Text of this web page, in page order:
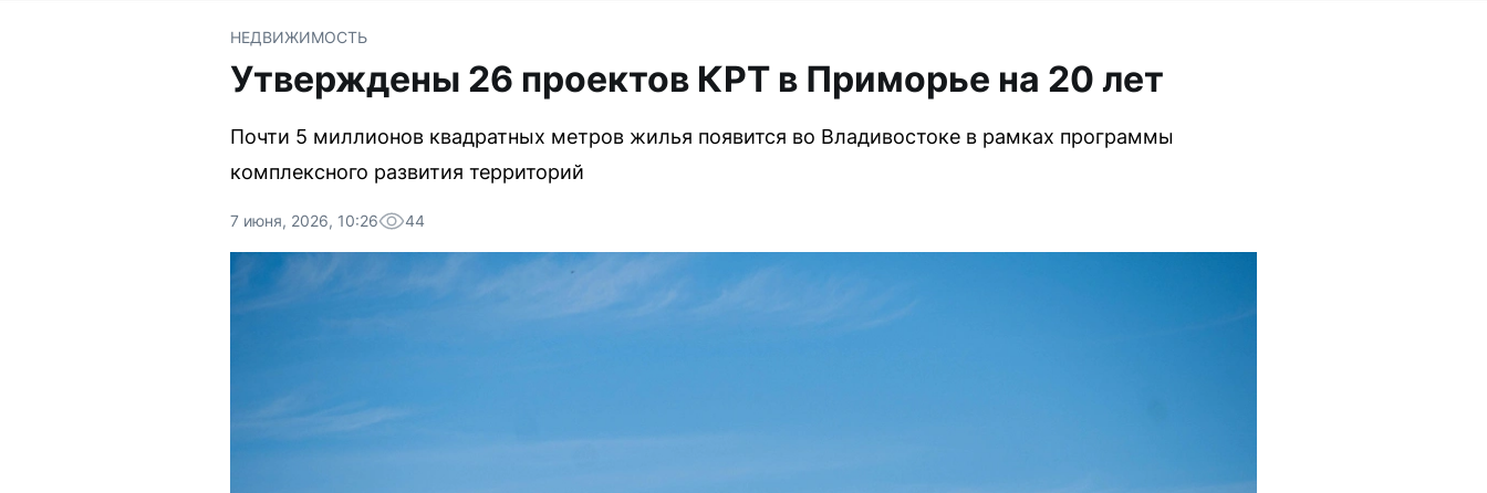
НЕДВИЖИМОСТЬ
Утверждены 26 проектов КРТ в Приморье на 20 лет
Почти 5 миллионов квадратных метров жилья появится во Владивостоке в рамках программы
комплексного развития территорий
7 июня, 2026, 10:26 44